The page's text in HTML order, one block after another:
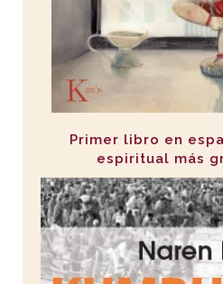
Primer libro en
espiritual más